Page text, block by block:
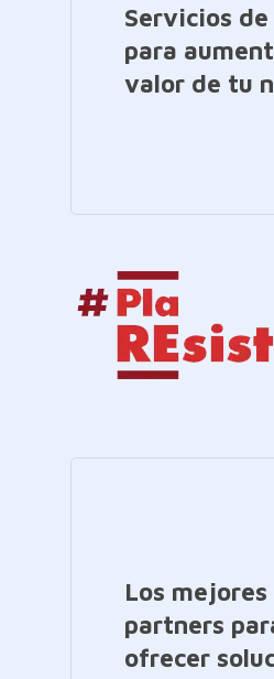
Servicios
para
valor de tu
Los mejores
partners
ofrecer